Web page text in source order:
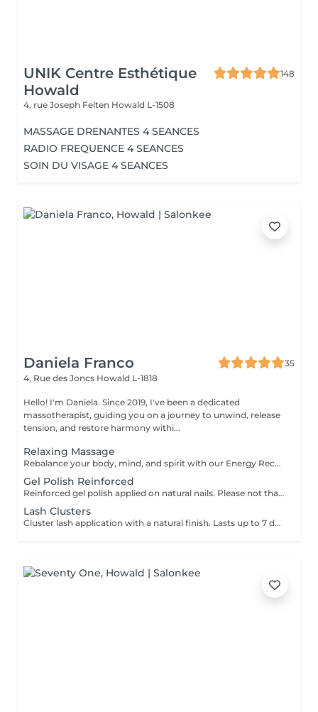
UNIK Centre Esthétique
Howald
148
4, rue Joseph Felten Howald L-1508
MASSAGE DRENANTES 4 SEANCES
RADIO FREQUENCE 4 SEANCES
SOIN DU VISAGE 4 SEANCES
Daniela Franco
35
4, Rue des Joncs Howald L-1818
Hello! I'm Daniela. Since 2019, I've been a dedicated
massotherapist, guiding you on a journey to unwind, release
tension, and restore harmony withi...
Relaxing Massage
Rebalance your body, mind, and spirit with our Energy Recharging massage deeply relaxing experience designed to dissolve tension and renew your natural vitality. Blending soothing massage techniques with mindful intention, this session supports the release of physical stress while nurturing emotional and energetic harmony. Ideal for anyone seeking rest, clarity, and a restored sense of inner peace. Step into a space of calm, and allow your energy to reset and flow freely again. For further questions please contact us.
Gel Polish Reinforced
Reinforced gel polish applied on natural nails. Please not that the Gel polish pedicure is ONLY coloring the nails, I wont treat the whole foot. This service is always removed and reapplied from scratch there for there s no maintenance option. Nail art or French can be added.
Lash Clusters
Cluster lash application with a natural finish. Lasts up to 7 days, with proper care up to 10 days.